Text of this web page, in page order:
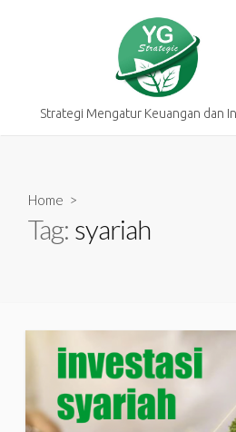
Strategi Mengatur Keuangan dan
Home >
Tag: syariah